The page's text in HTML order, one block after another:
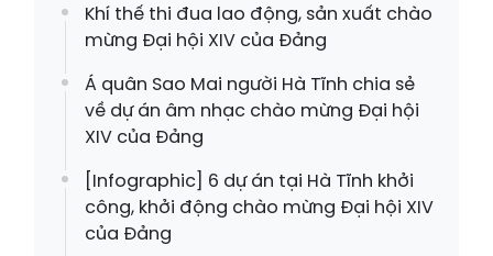
Khí thế thi đua lao động, sản xuất chào
mừng Đại hội XIV của Đảng
Á quân Sao Mai người Hà Tĩnh chia sẻ
về dự án âm nhạc chào mừng Đại hội
XIV của Đảng
[Infographic] 6 dự án tại Hà Tĩnh khởi
công, khởi động chào mừng Đại hội XIV
của Đảng